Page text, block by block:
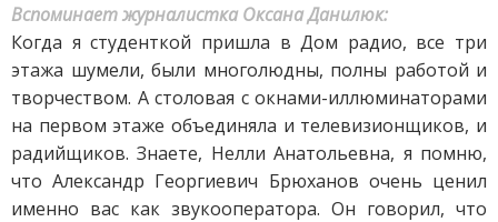
Вспоминает журналистка Оксана Данилюк:
Когда я студенткой пришла в Дом радио, все три
этажа шумели, были многолюдны, полны работой и
творчеством. А столовая с окнами-иллюминаторами
на первом этаже объединяла и телевизионщиков, и
радийщиков. Знаете, Нелли Анатольевна, я помню,
что Александр Георгиевич Брюханов очень ценил
именно вас как звукооператора. Он говорил, что